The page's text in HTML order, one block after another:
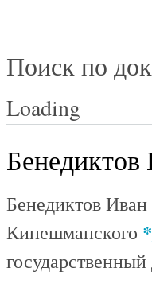
Поиск по
Loading
Бенедиктов
Кинешманского